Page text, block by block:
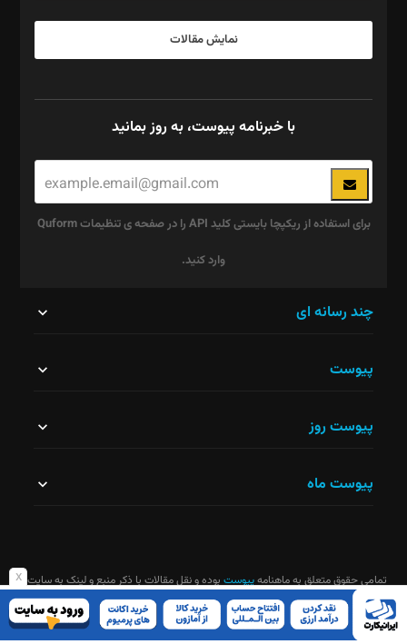
x
نمایش مقالات
با خبرنامه پیوست، به روز بمانید
برای استفاده از ریکپچا بایستی کلید API را در صفحه ی تنظیمات Quform
وارد کنید.
نباید
شود.
چند رسانه ای
پیوست
پیوست روز
پیوست ماه
تمامی حقوق متعلق به ماهنامهپیوست بوده و نقل مقالات با ذکر منبع و لینک به سایت
ماهنامه آزاد است